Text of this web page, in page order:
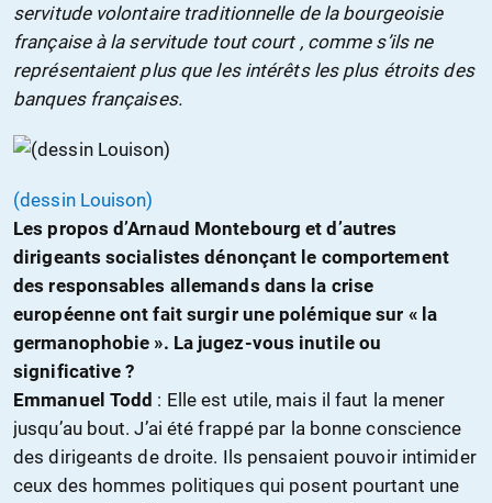
servitude volontaire traditionnelle de la bourgeoisie
française à la servitude tout court , comme s’ils ne
représentaient plus que les intérêts les plus étroits des
banques françaises.
(dessin Louison)
Les propos d’Arnaud Montebourg et d’autres
dirigeants socialistes dénonçant le comportement
des responsables allemands dans la crise
européenne ont fait surgir une polémique sur « la
germanophobie ». La jugez-vous inutile ou
significative ?
Emmanuel Todd : Elle est utile, mais il faut la mener
jusqu’au bout. J’ai été frappé par la bonne conscience
des dirigeants de droite. Ils pensaient pouvoir intimider
ceux des hommes politiques qui posent pourtant une